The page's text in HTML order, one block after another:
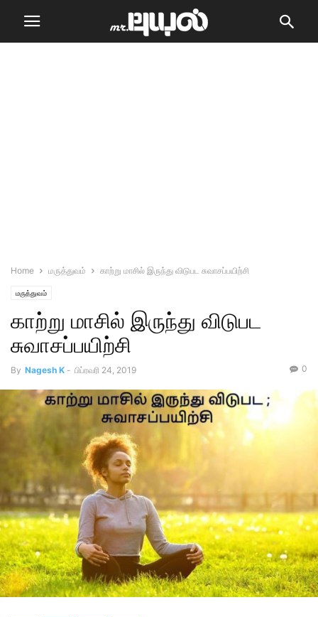
Home மருத்துவம் காற்று மாசில் இருந்து விடுபட சுவாசப்பயிற்சி
மருத்துவம்
காற்று மாசில் இருந்து விடுபட
சுவாசப்பயிற்சி
By Nagesh K - பிப்ரவரி 24, 2019 0